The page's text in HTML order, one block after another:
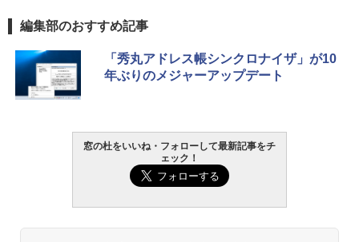
編集部のおすすめ記事
「秀丸アドレス帳シンクロナイザ」が10
年ぶりのメジャーアップデート
窓の杜をいいね・フォローして最新記事をチ
ェック！